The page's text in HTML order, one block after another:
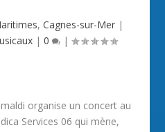
, Cagnes-sur-Mer|
| 0 |
organise un concert au
Services 06 qui mène,